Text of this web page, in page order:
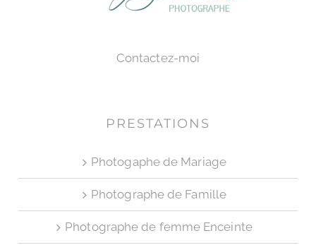
Contactez-moi
PRESTATIONS
Photogaphe de Mariage
Photographe de Famille
Photographe de femme Enceinte